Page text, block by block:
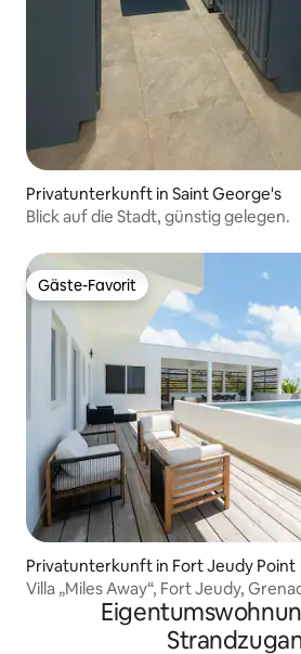
Privatunterkunft in Saint George's
Blick auf die Stadt, günstig gelegen.
Gäste-Favorit
Gäste-Favorit
Privatunterkunft in Fort Jeudy Point
Villa „Miles Away“, Fort Jeudy,